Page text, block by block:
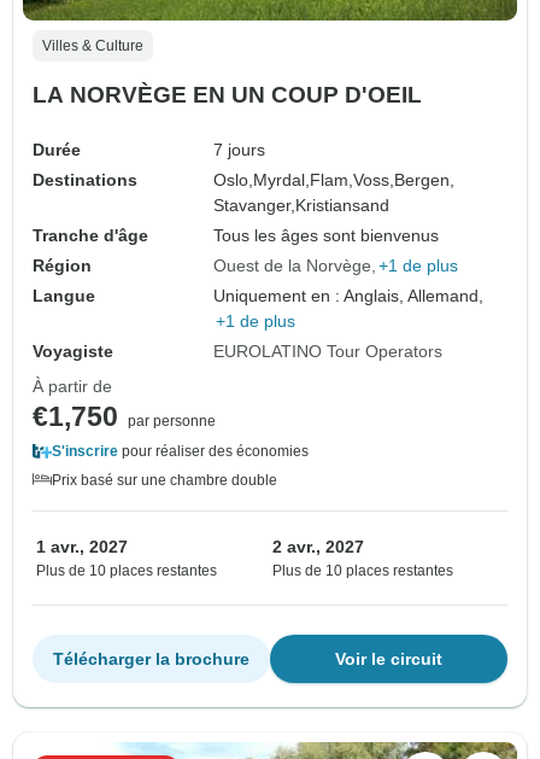
Villes & Culture
LA NORVÈGE EN UN COUP D'OEIL
Durée
7 jours
Destinations
Oslo,Myrdal,Flam,Voss,Bergen,
Stavanger,Kristiansand
Tranche d'âge
Tous les âges sont bienvenus
Région
Ouest de la Norvège +1 de plus
Langue
Uniquement en : Anglais, Allemand,
+1 de plus
Voyagiste
EUROLATINO Tour Operators
À partir de
€1,750
par personne
S'inscrire pour réaliser des économies
Prix basé sur une chambre double
1 avr., 2027
Plus de 10 places restantes
2 avr., 2027
Plus de 10 places restantes
Voir le circuit
Télécharger la brochure